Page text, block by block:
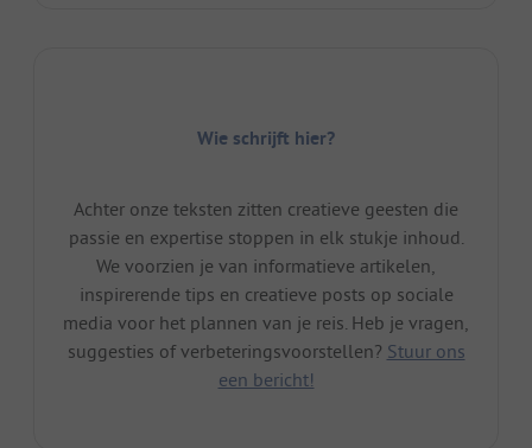
Wie schrijft hier?
Achter onze teksten zitten creatieve geesten die
passie en expertise stoppen in elk stukje inhoud.
We voorzien je van informatieve artikelen,
inspirerende tips en creatieve posts op sociale
media voor het plannen van je reis. Heb je vragen,
suggesties of verbeteringsvoorstellen? Stuur ons
een bericht!